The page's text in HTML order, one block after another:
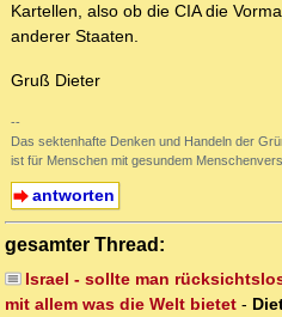
Kartellen, also ob die CIA die
anderer Staaten.
Gruß Dieter
--
Das sektenhafte Denken und Handeln der
ist für Menschen mit gesundem
antworten
gesamter Thread:
Israel - sollte man
mit allem was die Welt bietet -